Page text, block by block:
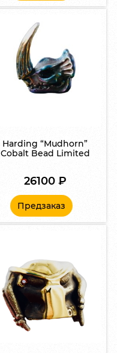
Harding “Mudhorn”
Cobalt Bead Limited
26100 ₽
Предзаказ